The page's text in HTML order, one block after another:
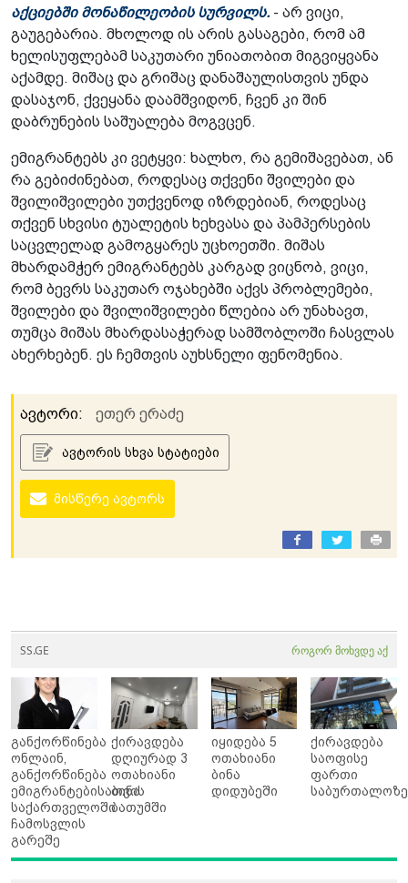
აქციებში მონაწილეობის სურვილს. - არ ვიცი,
გაუგებარია. მხოლოდ ის არის გასაგები, რომ ამ
ხელისუფლებამ საკუთარი უნიათობით მიგვიყვანა
აქამდე. მიშაც და გრიშაც დანაშაულისთვის უნდა
დასაჯონ, ქვეყანა დაამშვიდონ, ჩვენ კი შინ
დაბრუნების საშუალება მოგვცენ.
ემიგრანტებს კი ვეტყვი: ხალხო, რა გემიშავებათ, ან
რა გებიძინებათ, როდესაც თქვენი შვილები და
შვილიშვილები უთქვენოდ იზრდებიან, როდესაც
თქვენ სხვისი ტუალეტის ხეხვასა და პამპერსების
საცვლელად გამოგყარეს უცხოეთში. მიშას
მხარდამჭერ ემიგრანტებს კარგად ვიცნობ, ვიცი,
რომ ბევრს საკუთარ ოჯახებში აქვს პრობლემები,
შვილები და შვილიშვილები წლებია არ უნახავთ,
თუმცა მიშას მხარდასაჭერად სამშობლოში ჩასვლას
ახერხებენ. ეს ჩემთვის აუხსნელი ფენომენია.
ავტორი: ეთერ ერაძე
ავტორის სხვა სტატიები
მისწერე ავტორს
SS.GE როგორ მოხვდე აქ
განქორწინება
ონლაინ,
განქორწინება
ემიგრანტებისათვის
საქართველოში
ჩამოსვლის
გარეშე
ქირავდება
დღიურად 3
ოთახიანი
ბინა
ბათუმში
იყიდება 5
ოთახიანი
ბინა
დიდუბეში
ქირავდება
საოფისე
ფართი
საბურთალოზე